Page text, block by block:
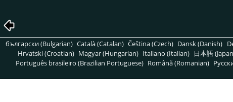
български (Bulgarian) Català (Catalan) Čeština (Czech) Dansk (Danish)
Hrvatski (Croatian) Magyar (Hungarian) Italiano (Italian) 日本語
Português brasileiro (Brazilian Portuguese) Română (Romanian)